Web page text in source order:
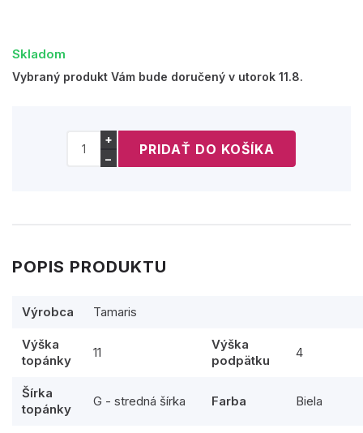
Skladom
Vybraný produkt Vám bude doručený v utorok 11.8.
+
−
POPIS PRODUKTU
Výrobca Tamaris
Výška
topánky
11
Výška
podpätku
4
Šírka
topánky
G - stredná šírka Farba Biela